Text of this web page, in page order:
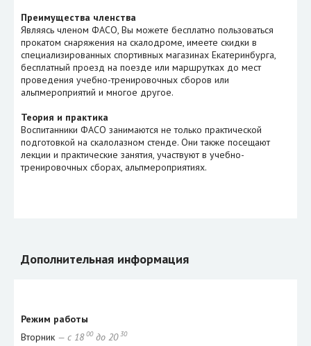
Преимущества членства
Являясь членом ФАСО, Вы можете бесплатно пользоваться
прокатом снаряжения на скалодроме, имеете скидки в
специализированных спортивных магазинах Екатеринбурга,
бесплатный проезд на поезде или маршрутках до мест
проведения учебно-тренировочных сборов или
альпмероприятий и многое другое.
Теория и практика
Воспитанники ФАСО занимаются не только практической
подготовкой на скалолазном стенде. Они также посещают
лекции и практические занятия, участвуют в учебно-
тренировочных сборах, альпмероприятиях.
Дополнительная информация
Режим работы
Вторник — с 18 00до 20 30